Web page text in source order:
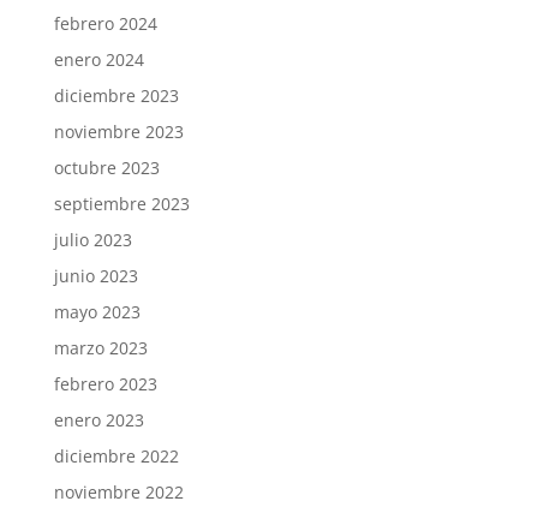
febrero 2024
enero 2024
diciembre 2023
noviembre 2023
octubre 2023
septiembre 2023
julio 2023
junio 2023
mayo 2023
marzo 2023
febrero 2023
enero 2023
diciembre 2022
noviembre 2022